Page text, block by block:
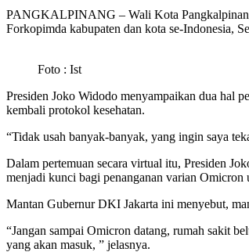
PANGKALPINANG – Wali Kota
Forkopimda kabupaten dan kota se-Indonesia,
Foto : Ist
Presiden Joko Widodo menyampaikan dua hal
kembali protokol kesehatan.
“Tidak usah banyak-banyak, yang ingin saya
Dalam pertemuan secara virtual itu, Presiden
menjadi kunci bagi penanganan varian Omicron
Mantan Gubernur DKI Jakarta ini menyebut,
“Jangan sampai Omicron datang, rumah sakit
yang akan masuk, ” jelasnya.